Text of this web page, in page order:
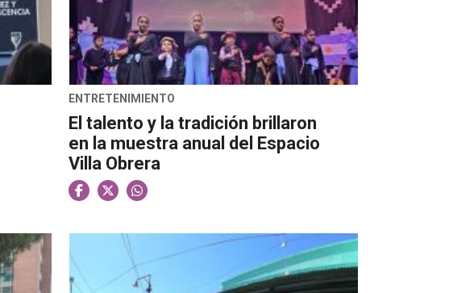
ENTRETENIMIENTO
El talento y la tradición brillaron
en la muestra anual del Espacio
Villa Obrera